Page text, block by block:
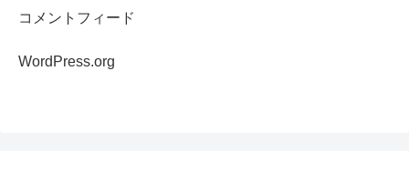
コメントフィード
WordPress.org